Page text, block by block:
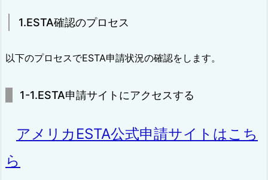
1.ESTA確認のプロセス
以下のプロセスでESTA申請状況の確認をします。
1-1.ESTA申請サイトにアクセスする
アメリカESTA公式申請サイトはこち
ら